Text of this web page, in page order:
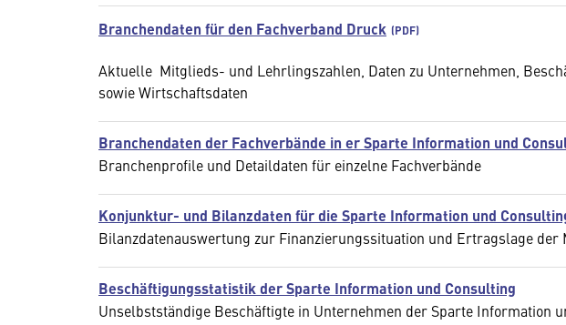
Branchendaten für den Fachverband Druck
Aktuelle Mitglieds- und Lehrlingszahlen, Daten zu Unternehmen,
sowie Wirtschaftsdaten
Branchendaten der Fachverbände in er Sparte Information und
Branchenprofile und Detaildaten für einzelne Fachverbände
Konjunktur- und Bilanzdaten für die Sparte Information und
Bilanzdatenauswertung zur Finanzierungssituation und Ertragslage
Beschäftigungsstatistik der Sparte Information und Consulting
Unselbstständige Beschäftigte in Unternehmen der Sparte Information